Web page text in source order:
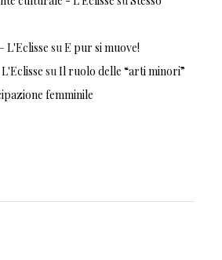
L'Eclisse su E pur si muove!
su Il ruolo delle “arti minori”
femminile